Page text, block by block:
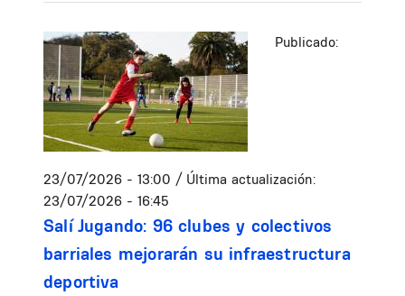
Publicado:
23/07/2026 - 13:00 / Última actualización:
23/07/2026 - 16:45
Salí Jugando: 96 clubes y colectivos
barriales mejorarán su infraestructura
deportiva